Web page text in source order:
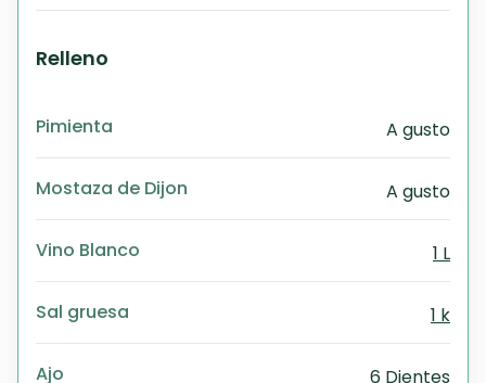
Relleno
Pimienta A gusto
Mostaza de Dijon A gusto
Vino Blanco 1 L
Sal gruesa 1 k
Ajo 6 Dientes